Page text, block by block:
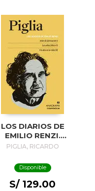
LOS DIARIOS DE
EMILIO RENZI.
AÑOS DE
AÑOS FELICES II;
UN DIA EN LA VIDA
III
PIGLIA, RICARDO
Disponible
S/ 129.00